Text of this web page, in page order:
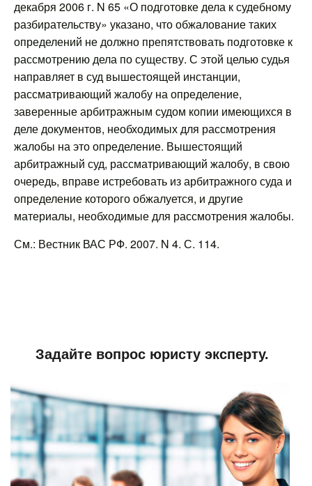
декабря 2006 г. N 65 «О подготовке дела к судебному
разбирательству» указано, что обжалование таких
определений не должно препятствовать подготовке к
рассмотрению дела по существу. С этой целью судья
направляет в суд вышестоящей инстанции,
рассматривающий жалобу на определение,
заверенные арбитражным судом копии имеющихся в
деле документов, необходимых для рассмотрения
жалобы на это определение. Вышестоящий
арбитражный суд, рассматривающий жалобу, в свою
очередь, вправе истребовать из арбитражного суда и
определение которого обжалуется, и другие
материалы, необходимые для рассмотрения жалобы.
См.: Вестник ВАС РФ. 2007. N 4. С. 114.
Задайте вопрос юристу эксперту.